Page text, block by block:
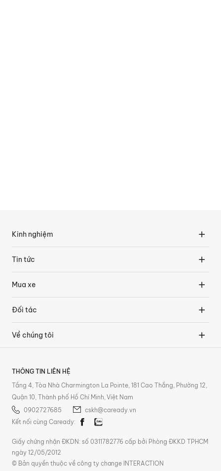
Kinh nghiệm
Tin tức
Mua xe
Đối tác
Về chúng tôi
THÔNG TIN LIÊN HỆ
Tầng 4, Tòa Nhà Charmington La Pointe, 181 Cao Thắng, Phường 12,
Quận 10, Thành phố Hồ Chí Minh, Việt Nam
0902727685
cskh@caready.vn
Kết nối cùng Caready:
Giấy chứng nhận ĐKDN: số 0311782776 cấp bởi Phòng ĐKKD TPHCM
ngày 12/05/2012
© Bản quyền thuộc về công ty change INTERACTION